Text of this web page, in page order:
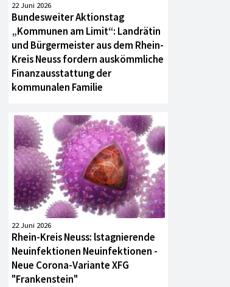
22 Juni 2026
Bundesweiter Aktionstag
„Kommunen am Limit“: Landrätin
und Bürgermeister aus dem Rhein-
Kreis Neuss fordern auskömmliche
Finanzausstattung der
kommunalen Familie
22 Juni 2026
Rhein-Kreis Neuss: lstagnierende
Neuinfektionen Neuinfektionen -
Neue Corona-Variante XFG
"Frankenstein"